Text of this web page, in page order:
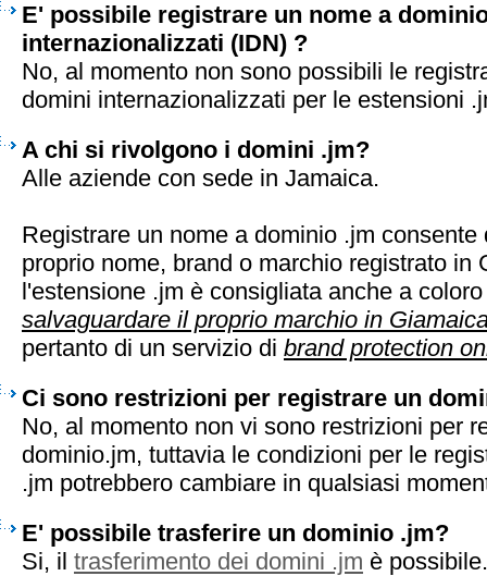
E' possibile registrare un nome a
internazionalizzati (IDN) ?
No, al momento non sono possibili le
domini internazionalizzati per le estensioni
A chi si rivolgono i domini .jm?
Alle aziende con sede in Jamaica.
Registrare un nome a dominio .jm consente
proprio nome, brand o marchio registrato in
l'estensione .jm è consigliata anche a
salvaguardare il proprio marchio in
pertanto di un servizio di brand protection
Ci sono restrizioni per registrare un
No, al momento non vi sono restrizioni per
dominio.jm, tuttavia le condizioni per le
.jm potrebbero cambiare in qualsiasi
E' possibile trasferire un dominio .jm?
Si, il trasferimento dei domini .jm è possibile.